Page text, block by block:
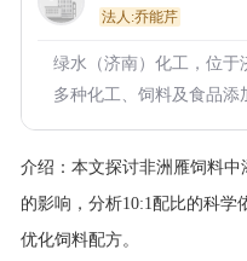
法人:乔能芹
绿水（济南）化工，位于
多种化工、饲料及食品添
介绍： 本文探讨非洲雁饲料
的影响，分析10:1配比的科
优化饲料配方。